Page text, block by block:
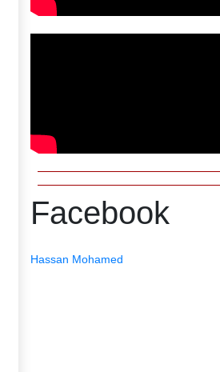
Facebook
Hassan Mohamed